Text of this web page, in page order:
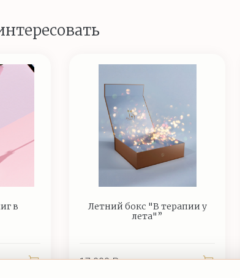
в
Летний бокс "В терапии у
лета"”
17 000 ₽